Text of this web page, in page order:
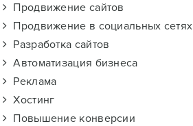
Продвижение сайтов
Продвижение в социальных сетях
Разработка сайтов
Автоматизация бизнеса
Реклама
Хостинг
Повышение конверсии